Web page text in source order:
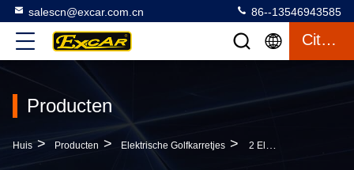
salescn@excar.com.cn 86--13546943585
Citaat
Producten
Huis > Producten > Elektrische Golfkarretjes > 2 Elektrische Het Golfkarren Van Seaters, Het Elektrische Golf Van Staalchassis Met Fouten